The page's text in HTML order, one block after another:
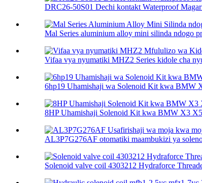
DRC26-50S01 Dechi kontakt Waterproof
Mal Series aluminium alloy mini silinda ndogo
Vifaa vya nyumatiki MHZ2 Series kidole cha
6hp19 Uhamishaji wa Solenoid Kit kwa BMW
8HP Uhamishaji Solenoid Kit kwa BMW X3
AL3P7G276AF otomatiki maambukizi ya
Solenoid valve coil 4303212 Hydraforce